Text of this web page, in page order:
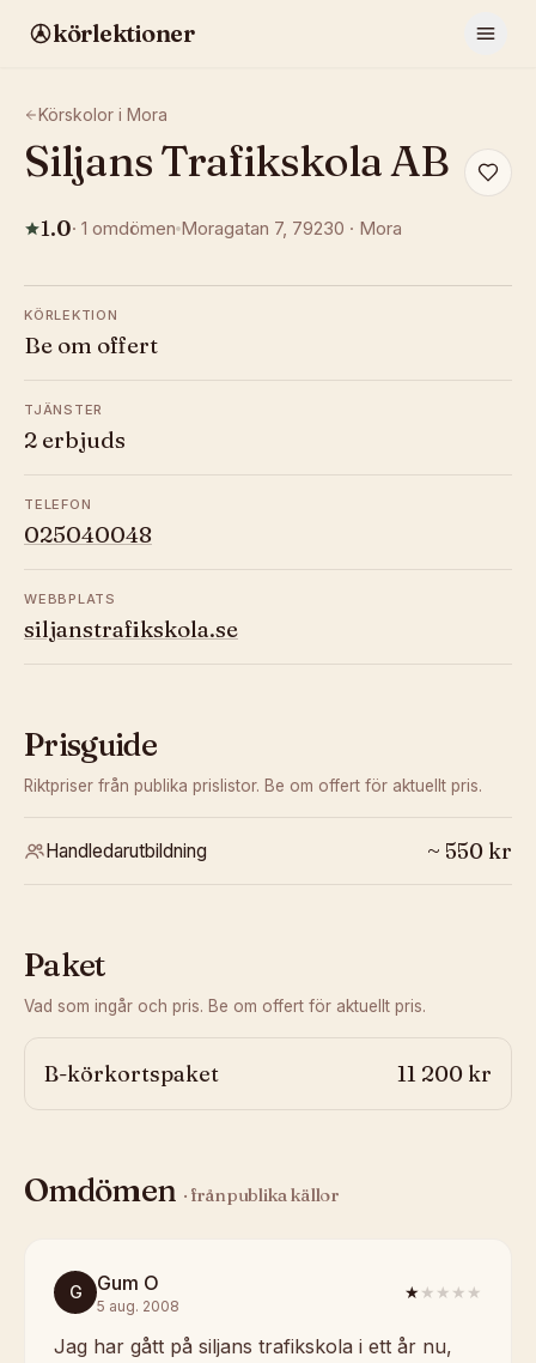
körlektioner
Körskolor i Mora
Siljans Trafikskola AB
1.0· 1 omdömen Moragatan 7, 79230 · Mora
KÖRLEKTION
Be om offert
TJÄNSTER
2 erbjuds
TELEFON
025040048
WEBBPLATS
siljanstrafikskola.se
Prisguide
Riktpriser från publika prislistor. Be om offert för aktuellt pris.
Handledarutbildning ~ 550 kr
Paket
Vad som ingår och pris. Be om offert för aktuellt pris.
B-körkortspaket 11 200 kr
Omdömen · från publika källor
G Gum O
5 aug. 2008
★★★★★
Jag har gått på siljans trafikskola i ett år nu,